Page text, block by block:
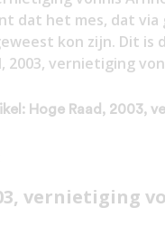
dat het mes, dat
kon zijn. Dit is
2003, vernietiging
Hoge Raad, 2003,
vernietiging